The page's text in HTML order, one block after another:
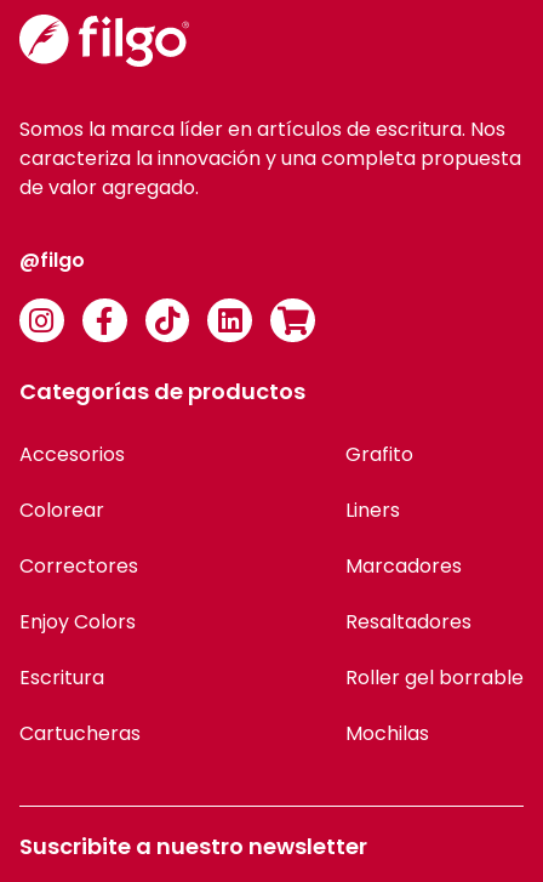
Somos la marca líder en artículos de escritura. Nos
caracteriza la innovación y una completa propuesta
de valor agregado.
@filgo
Categorías de productos
Accesorios
Colorear
Correctores
Enjoy Colors
Escritura
Cartucheras
Grafito
Liners
Marcadores
Resaltadores
Roller gel borrable
Mochilas
Suscribite a nuestro newsletter